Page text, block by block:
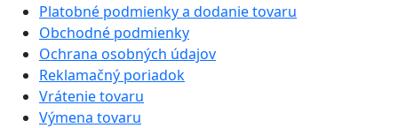
Platobné podmienky a dodanie tovaru
Obchodné podmienky
Ochrana osobných údajov
Reklamačný poriadok
Vrátenie tovaru
Výmena tovaru